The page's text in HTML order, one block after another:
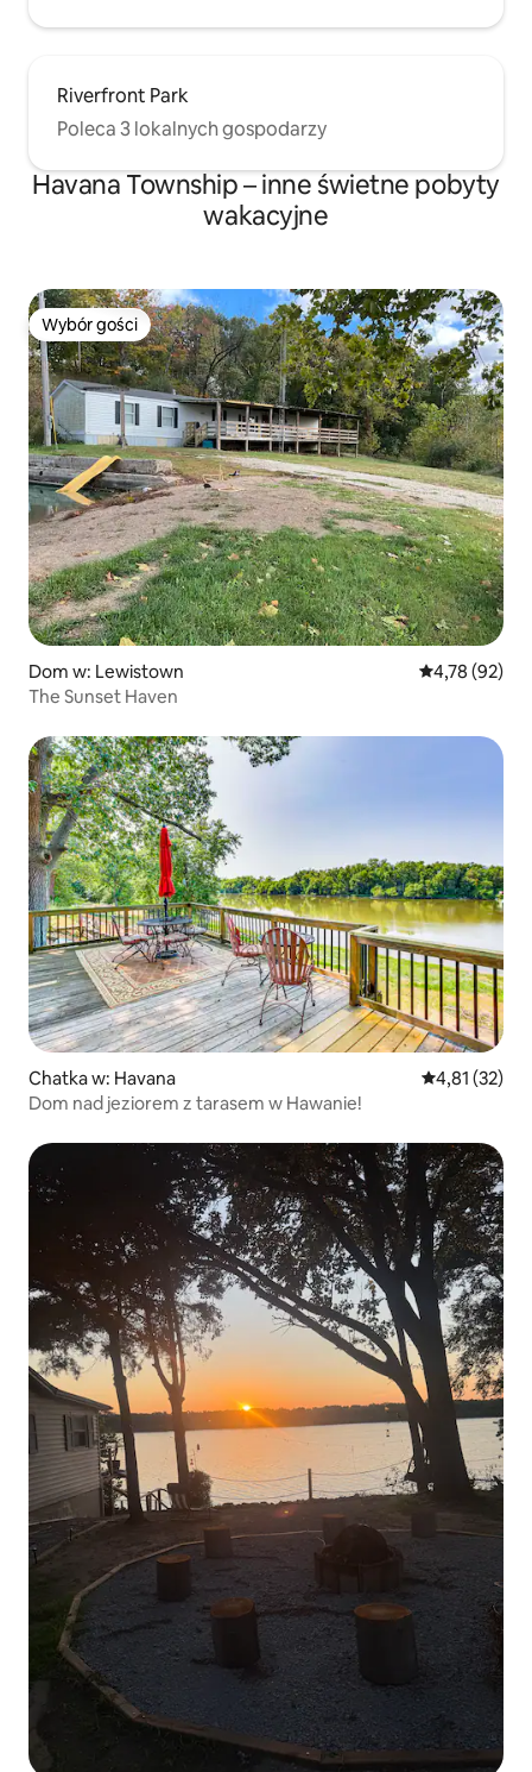
Riverfront Park
Poleca 3 lokalnych gospodarzy
Havana Township – inne świetne pobyty
wakacyjne
Wybór gości
Wybór gości
Dom w: Lewistown Średnia
4,78 (92)
The Sunset Haven
Chatka w: Havana Średnia
4,81 (32)
Dom nad jeziorem z tarasem w Hawanie!